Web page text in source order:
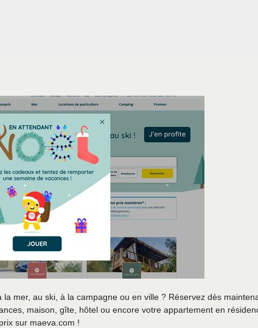
la mer, au ski, à la campagne ou en ville ? Réservez dès
maison, gîte, hôtel ou encore votre appartement en
sur maeva.com !